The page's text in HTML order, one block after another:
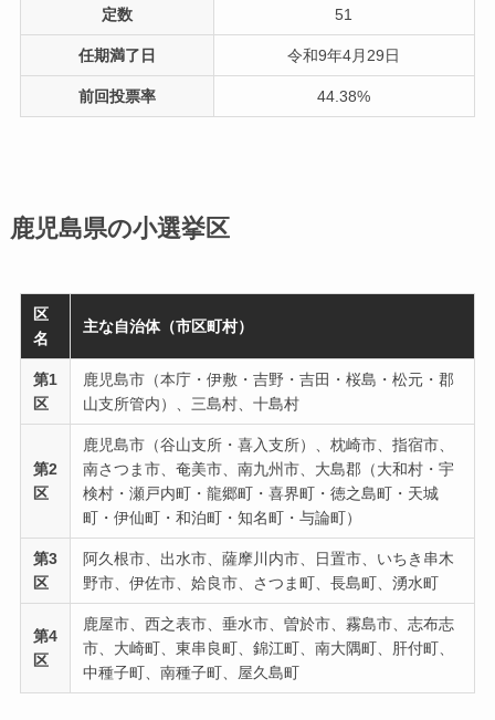
定数 51
任期満了日 令和9年4月29日
前回投票率 44.38%
鹿児島県の小選挙区
区
名
主な自治体（市区町村）
第1
区
鹿児島市（本庁・伊敷・吉野・吉田・桜島・松元・郡
山支所管内）、三島村、十島村
第2
区
鹿児島市（谷山支所・喜入支所）、枕崎市、指宿市、
南さつま市、奄美市、南九州市、大島郡（大和村・宇
検村・瀬戸内町・龍郷町・喜界町・徳之島町・天城
町・伊仙町・和泊町・知名町・与論町）
第3
区
阿久根市、出水市、薩摩川内市、日置市、いちき串木
野市、伊佐市、姶良市、さつま町、長島町、湧水町
第4
区
鹿屋市、西之表市、垂水市、曽於市、霧島市、志布志
市、大崎町、東串良町、錦江町、南大隅町、肝付町、
中種子町、南種子町、屋久島町